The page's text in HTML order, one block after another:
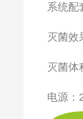
系统配
灭菌效
灭菌体
电源：